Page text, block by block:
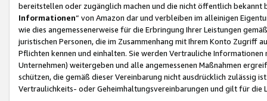
bereitstellen oder zugänglich machen und die nicht öffentlich
Informationen“ von Amazon dar und verbleiben im alleinigen
wie dies angemessenerweise für die Erbringung Ihrer Leistungen
juristischen Personen, die im Zusammenhang mit Ihrem Konto
Pflichten kennen und einhalten. Sie werden Vertrauliche
Unternehmen) weitergeben und alle angemessenen Maßnahmen
schützen, die gemäß dieser Vereinbarung nicht ausdrücklich zulässig
Vertraulichkeits- oder Geheimhaltungsvereinbarungen und gilt für die